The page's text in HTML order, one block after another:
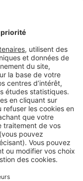
pour
de vos
un outil qui
...